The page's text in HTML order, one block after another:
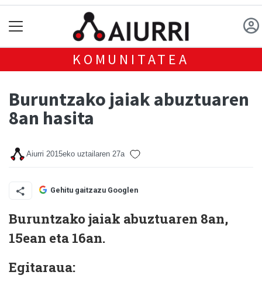
KOMUNITATEA
Buruntzako jaiak abuztuaren
8an hasita
Aiurri 2015eko uztailaren 27a
Gehitu gaitzazu Googlen
Buruntzako jaiak abuztuaren 8an,
15ean eta 16an.
Egitaraua: